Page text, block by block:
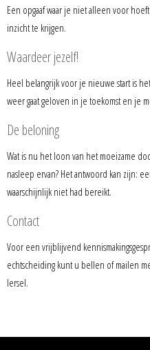
Een opgaaf waar je niet alleen voor
inzicht te krijgen.
Waardeer jezelf!
Heel belangrijk voor je nieuwe start is
weer gaat geloven in je toekomst en je
De beloning
Wat is nu het loon van het moeizame
nasleep ervan? Het antwoord kan zijn:
waarschijnlijk niet had bereikt.
Contact
Voor een vrijblijvend
echtscheiding kunt u bellen of mailen
Iersel.